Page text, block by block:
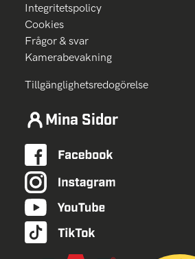
Integritetspolicy
Cookies
Frågor & svar
Kamerabevakning
Tillgänglighetsredogörelse
Mina Sidor